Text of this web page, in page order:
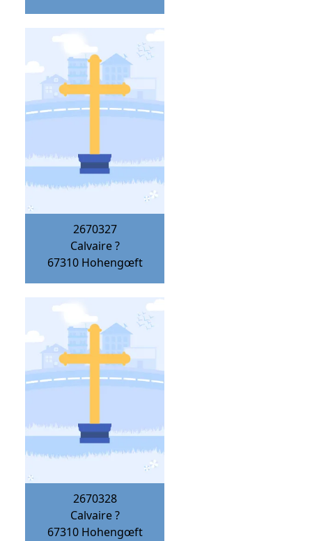
2670327
Calvaire ?
67310 Hohengœft
2670328
Calvaire ?
67310 Hohengœft